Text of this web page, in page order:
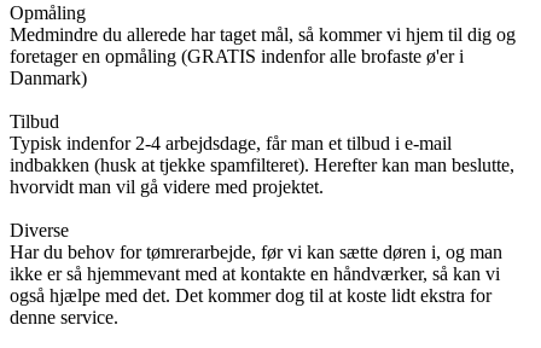
Opmåling
Medmindre du allerede har taget mål, så kommer vi hjem til dig og
foretager en opmåling (GRATIS indenfor alle brofaste ø'er i
Danmark)
Tilbud
Typisk indenfor 2-4 arbejdsdage, får man et tilbud i e-mail
indbakken (husk at tjekke spamfilteret). Herefter kan man beslutte,
hvorvidt man vil gå videre med projektet.
Diverse
Har du behov for tømrerarbejde, før vi kan sætte døren i, og man
ikke er så hjemmevant med at kontakte en håndværker, så kan vi
også hjælpe med det. Det kommer dog til at koste lidt ekstra for
denne service.